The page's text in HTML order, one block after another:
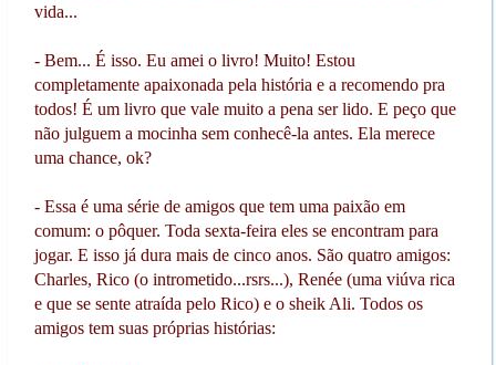
vida...
- Bem... É isso. Eu amei o livro! Muito! Estou
completamente apaixonada pela história e a recomendo pra
todos! É um livro que vale muito a pena ser lido. E peço que
não julguem a mocinha sem conhecê-la antes. Ela merece
uma chance, ok?
- Essa é uma série de amigos que tem uma paixão em
comum: o pôquer. Toda sexta-feira eles se encontram para
jogar. E isso já dura mais de cinco anos. São quatro amigos:
Charles, Rico (o intrometido...rsrs...), Renée (uma viúva rica
e que se sente atraída pelo Rico) e o sheik Ali. Todos os
amigos tem suas próprias histórias: